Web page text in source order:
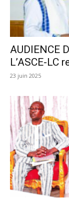
AUDIENCE
L’ASCE-LC
23 juin 2025